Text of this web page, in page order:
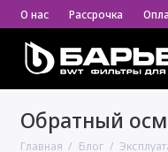
О нас Рассрочка
Обратный
Главная Блог